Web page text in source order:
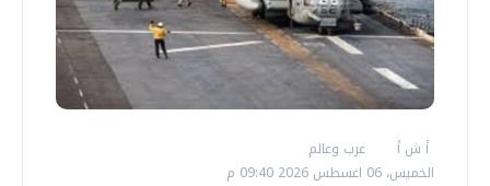
أ ش أ
عرب وعالم
الخميس، 06 اغسطس 2026 09:40 م